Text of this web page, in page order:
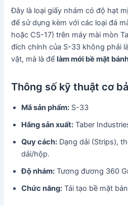
Đây là loại giấy nhám có độ hạt
để sử dụng kèm với các loại đá
hoặc CS-17) trên máy mài mòn
đích chính của S-33 không phải
vật, mà là để làm mới bề mặt
Thông số kỹ thuật cơ
Mã sản phẩm: S-33
Hãng sản xuất: Taber
Quy cách: Dạng dải (Strips),
dải/hộp.
Độ nhám: Tương đương 360
Chức năng: Tái tạo bề mặt